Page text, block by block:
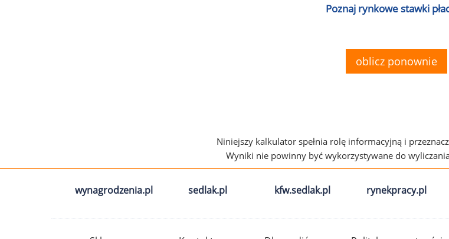
Poznaj rynkowe stawki
oblicz ponownie
Niniejszy kalkulator spełnia rolę informacyjną i
Wyniki nie powinny być wykorzystywane do
wynagrodzenia.pl sedlak.pl kfw.sedlak.pl rynekpracy.pl